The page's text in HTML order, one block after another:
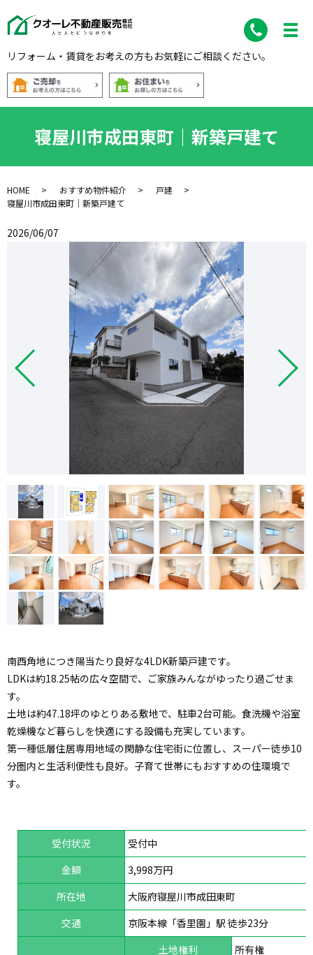
リフォーム・賃貸をお考えの方もお気軽にご相談ください。
寝屋川市成田東町｜新築戸建て
HOME おすすめ物件紹介
戸建
寝屋川市成田東町｜新築戸建て
2026/06/07
南西角地につき陽当たり良好な4LDK新築戸建です。
LDKは約18.25帖の広々空間で、ご家族みんながゆったり過ごせま
す。
土地は約47.18坪のゆとりある敷地で、駐車2台可能。食洗機や浴室
乾燥機など暮らしを快適にする設備も充実しています。
第一種低層住居専用地域の閑静な住宅街に位置し、スーパー徒歩10
分圏内と生活利便性も良好。子育て世帯にもおすすめの住環境で
す。
受付状況
受付中
金額
3,998万円
所在地
大阪府寝屋川市成田東町
交通
京阪本線「香里園」駅 徒歩23分
土地権利
所有権